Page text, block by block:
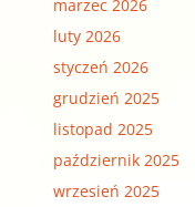
marzec 2026
luty 2026
styczeń 2026
grudzień 2025
listopad 2025
październik 2025
wrzesień 2025